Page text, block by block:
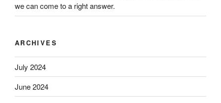
we can come to a right answer.
ARCHIVES
July 2024
June 2024